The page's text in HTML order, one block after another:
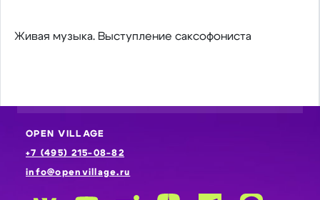
Живая музыка. Выступление саксофониста
OPEN VILLAGE
+7 (495) 215-08-82
info@openvillage.ru